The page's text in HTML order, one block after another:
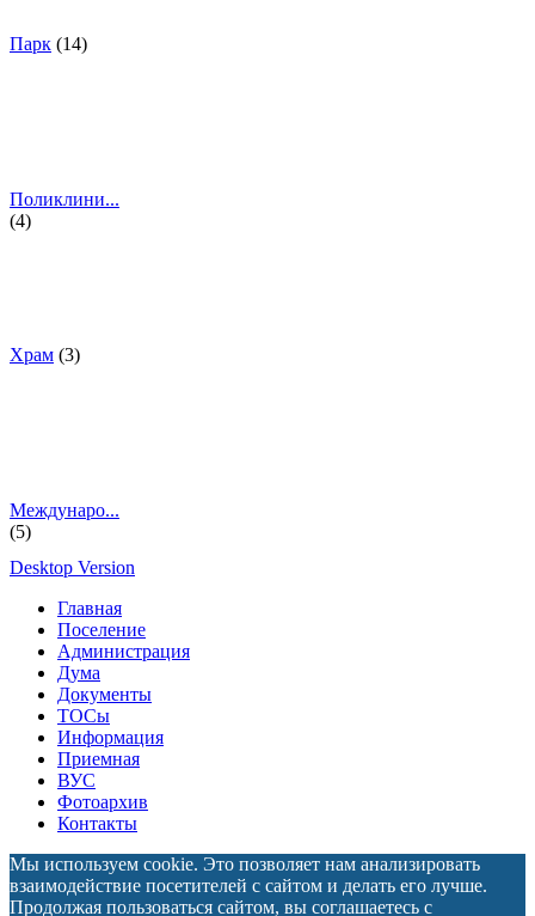
Парк (14)
Поликлини...
(4)
Храм (3)
Междунаро...
(5)
Desktop Version
Главная
Поселение
Администрация
Дума
Документы
ТОСы
Информация
Приемная
ВУС
Фотоархив
Контакты
Мы используем cookie. Это позволяет нам анализировать
взаимодействие посетителей с сайтом и делать его лучше.
Продолжая пользоваться сайтом, вы соглашаетесь с